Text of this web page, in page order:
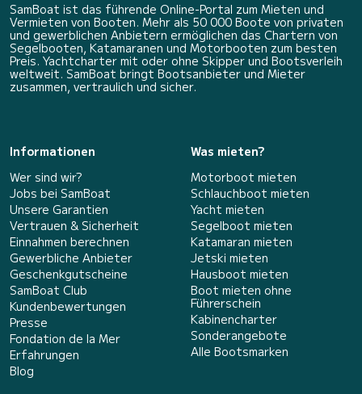
SamBoat ist das führende Online-Portal zum Mieten und
Vermieten von Booten. Mehr als 50 000 Boote von privaten
und gewerblichen Anbietern ermöglichen das Chartern von
Segelbooten, Katamaranen und Motorbooten zum besten
Preis. Yachtcharter mit oder ohne Skipper und Bootsverleih
weltweit. SamBoat bringt Bootsanbieter und Mieter
zusammen, vertraulich und sicher.
Informationen
Wer sind wir?
Jobs bei SamBoat
Unsere Garantien
Vertrauen & Sicherheit
Einnahmen berechnen
Gewerbliche Anbieter
Geschenkgutscheine
SamBoat Club
Kundenbewertungen
Presse
Fondation de la Mer
Erfahrungen
Blog
Was mieten?
Motorboot mieten
Schlauchboot mieten
Yacht mieten
Segelboot mieten
Katamaran mieten
Jetski mieten
Hausboot mieten
Boot mieten ohne
Führerschein
Kabinencharter
Sonderangebote
Alle Bootsmarken